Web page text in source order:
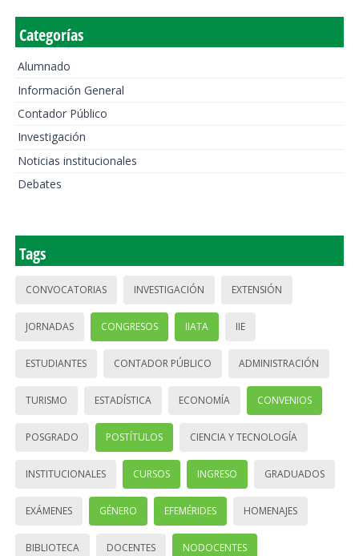
Categorías
Alumnado
Información General
Contador Público
Investigación
Noticias institucionales
Debates
Tags
CONVOCATORIAS INVESTIGACIÓN EXTENSIÓN
JORNADAS CONGRESOS IIATA IIE
ESTUDIANTES CONTADOR PÚBLICO ADMINISTRACIÓN
TURISMO ESTADÍSTICA ECONOMÍA CONVENIOS
POSGRADO POSTÍTULOS CIENCIA Y TECNOLOGÍA
INSTITUCIONALES CURSOS INGRESO GRADUADOS
EXÁMENES GÉNERO EFEMÉRIDES HOMENAJES
BIBLIOTECA DOCENTES NODOCENTES